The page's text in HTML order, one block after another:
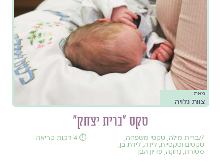
מאת
צוות גלויה
טקס "ברית יצחק"
//ברית מילה, טקסי משפחה,
טקסים וטקסיות, לידה, לידת בן,
מסורת, נָחוּגָה, פדיון הבן
⏱️ 4 דקות קריאה